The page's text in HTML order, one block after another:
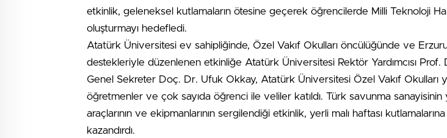
etkinlik, geleneksel kutlamaların ötesine geçerek öğrencilerde Milli Teknoloji
oluşturmayı hedefledi.
Atatürk Üniversitesi ev sahipliğinde, Özel Vakıf Okulları öncülüğünde ve
destekleriyle düzenlenen etkinliğe Atatürk Üniversitesi Rektör Yardımcısı Prof.
Genel Sekreter Doç. Dr. Ufuk Okkay, Atatürk Üniversitesi Özel Vakıf Okulları
öğretmenler ve çok sayıda öğrenci ile veliler katıldı. Türk savunma sanayisinin
araçlarının ve ekipmanlarının sergilendiği etkinlik, yerli malı haftası
kazandırdı.